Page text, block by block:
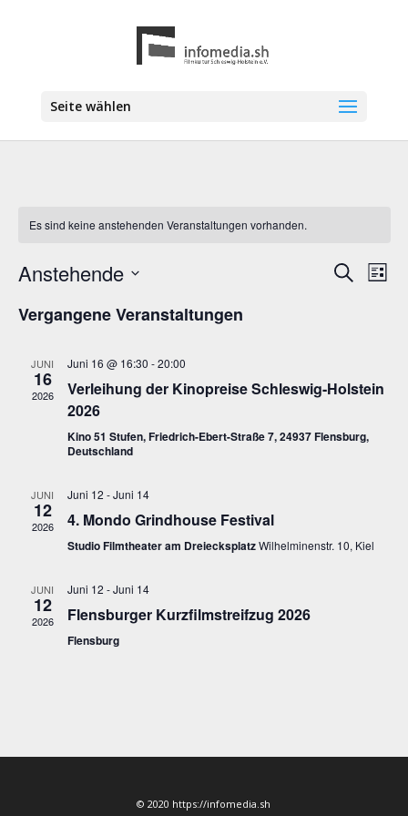
Seite wählen
Es sind keine anstehenden Veranstaltungen vorhanden.
SucheListe
Anstehende
wählen.
Vergangene Veranstaltungen
JUNI
16
2026
Juni 16 @ 16:30 -20:00
Verleihung der Kinopreise Schleswig-Holstein
2026
Kino 51 Stufen, Friedrich-Ebert-Straße 7, 24937 Flensburg,
Deutschland
JUNI
12
2026
Juni 12 -Juni 14
4. Mondo Grindhouse Festival
Studio Filmtheater am DreiecksplatzWilhelminenstr. 10, Kiel
JUNI
12
2026
Juni 12 -Juni 14
Flensburger Kurzfilmstreifzug 2026
Flensburg
© 2020 https://infomedia.sh